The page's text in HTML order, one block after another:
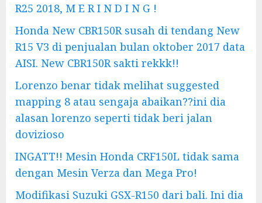
R25 2018, M E R I N D I N G !
Honda New CBR150R susah di tendang New
R15 V3 di penjualan bulan oktober 2017 data
AISI. New CBR150R sakti rekkk!!
Lorenzo benar tidak melihat suggested
mapping 8 atau sengaja abaikan??ini dia
alasan lorenzo seperti tidak beri jalan
dovizioso
INGATT!! Mesin Honda CRF150L tidak sama
dengan Mesin Verza dan Mega Pro!
Modifikasi Suzuki GSX-R150 dari bali. Ini dia